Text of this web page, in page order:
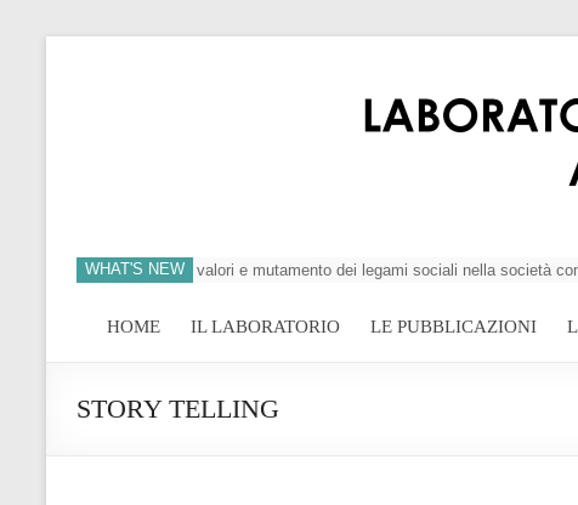
WHAT'S NEW
dell’individuo, crisi dei valori e mutamento dei legami sociali nella società
HOME IL LABORATORIO LE PUBBLICAZIONI
STORY TELLING